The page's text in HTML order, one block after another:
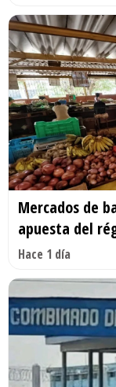
Mercados de
apuesta del
Hace 1 día